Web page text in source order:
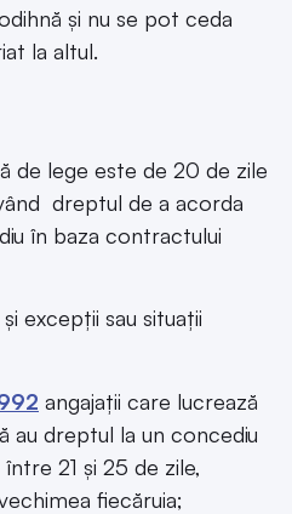
și nu se pot ceda
la altul.
de lege este de 20 de zile
dreptul de a acorda
în baza contractului
excepții sau situații
angajații care lucrează
au dreptul la un concediu
21 și 25 de zile,
fiecăruia;